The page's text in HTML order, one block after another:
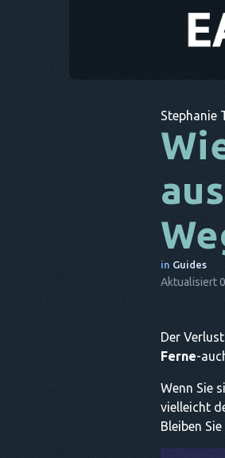
Stephanie
in Guides
Aktualisiert
Der
Ferne-
Wenn Sie
vielleicht
Bleiben